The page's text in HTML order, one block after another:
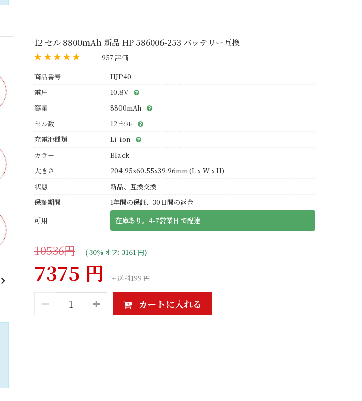
12 セル 8800mAh 新品 HP 586006-253 バッテリー互換
957 評価
商品番号
HJP40
電圧
10.8V
容量
8800mAh
セル数
12 セル
充電池種類
Li-ion
カラー
Black
大きさ
204.95x60.55x39.96mm (L x W x H)
状態
新品、互換交換
保証期間
1年間の保証、30日間の返金
可用
在庫あり。4-7営業日 で配達
10536円 - ( 30% オフ: 3161 円)
7375 円 + 送料199 円
カートに入れる